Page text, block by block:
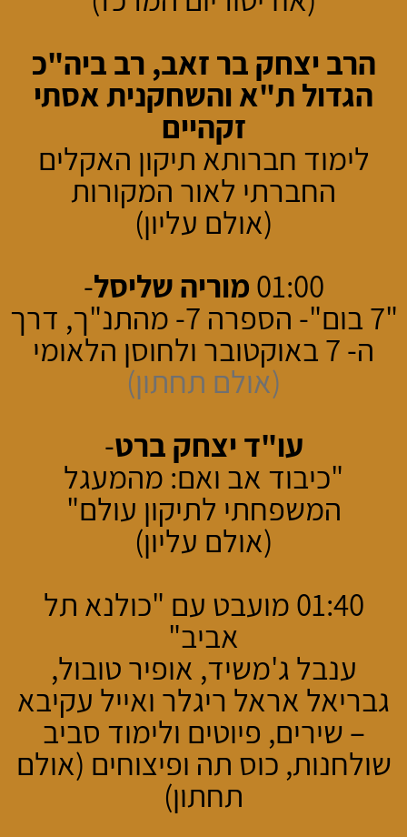
הרב יצחק בר זאב, רב ביה"כ
הגדול ת"א והשחקנית אסתי
זקהיים
לימוד חברותא תיקון האקלים
החברתי לאור המקורות
(אולם עליון)
01:00מוריה שליסל-
"7 בום"- הספרה 7- מהתנ"ך, דרך
ה- 7 באוקטובר ולחוסן הלאומי
(אולם תחתון)
עו"ד יצחק ברט-
"כיבוד אב ואם: מהמעגל
המשפחתי לתיקון עולם"
(אולם עליון)
01:40 מועבט עם "כולנא תל
אביב"
ענבל ג'משיד, אופיר טובול,
גבריאל אראל ריגלר ואייל עקיבא
– שירים, פיוטים ולימוד סביב
שולחנות, כוס תה ופיצוחים (אולם
תחתון)